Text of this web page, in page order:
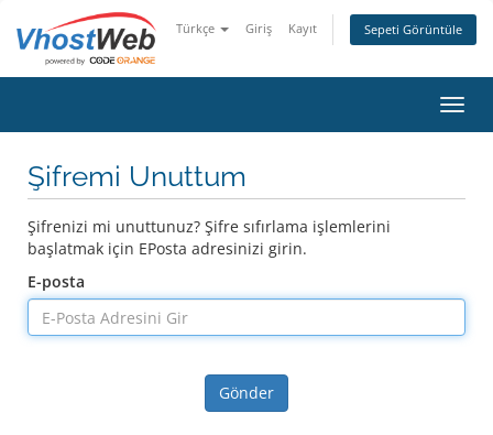
Türkçe Giriş Kayıt Sepeti Görüntüle
Şifremi Unuttum
Şifrenizi mi unuttunuz? Şifre sıfırlama işlemlerini
başlatmak için EPosta adresinizi girin.
E-posta
Gönder